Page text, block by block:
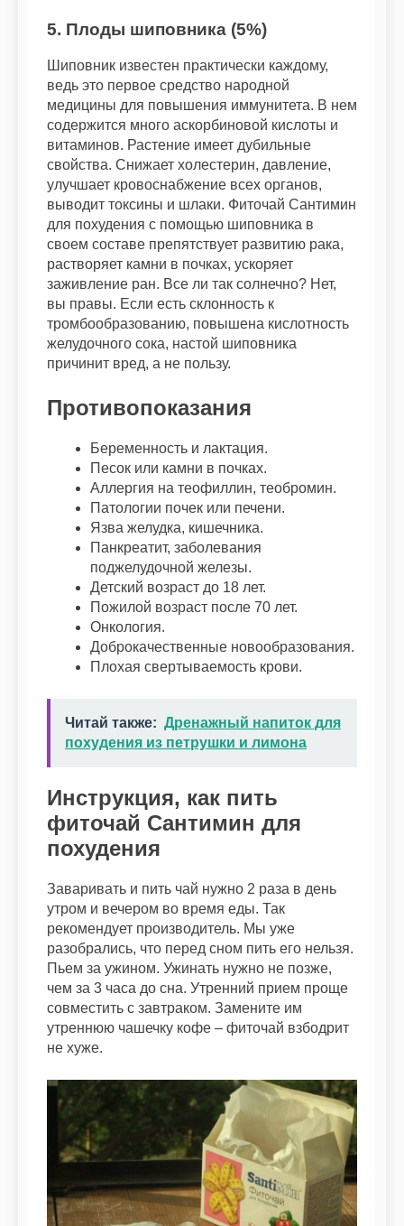
5. Плоды шиповника (5%)
Шиповник известен практически каждому,
ведь это первое средство народной
медицины для повышения иммунитета. В нем
содержится много аскорбиновой кислоты и
витаминов. Растение имеет дубильные
свойства. Снижает холестерин, давление,
улучшает кровоснабжение всех органов,
выводит токсины и шлаки. Фиточай Сантимин
для похудения с помощью шиповника в
своем составе препятствует развитию рака,
растворяет камни в почках, ускоряет
заживление ран. Все ли так солнечно? Нет,
вы правы. Если есть склонность к
тромбообразованию, повышена кислотность
желудочного сока, настой шиповника
причинит вред, а не пользу.
Противопоказания
Беременность и лактация.
Песок или камни в почках.
Аллергия на теофиллин, теобромин.
Патологии почек или печени.
Язва желудка, кишечника.
Панкреатит, заболевания
поджелудочной железы.
Детский возраст до 18 лет.
Пожилой возраст после 70 лет.
Онкология.
Доброкачественные новообразования.
Плохая свертываемость крови.
Читай также: Дренажный напиток для
похудения из петрушки и лимона
Инструкция, как пить
фиточай Сантимин для
похудения
Заваривать и пить чай нужно 2 раза в день
утром и вечером во время еды. Так
рекомендует производитель. Мы уже
разобрались, что перед сном пить его нельзя.
Пьем за ужином. Ужинать нужно не позже,
чем за 3 часа до сна. Утренний прием проще
совместить с завтраком. Замените им
утреннюю чашечку кофе – фиточай взбодрит
не хуже.